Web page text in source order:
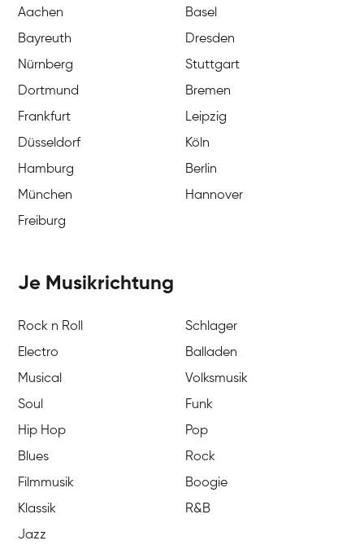
Aachen
Basel
Bayreuth
Dresden
Nürnberg
Stuttgart
Dortmund
Bremen
Frankfurt
Leipzig
Düsseldorf
Köln
Hamburg
Berlin
München
Hannover
Freiburg
Je Musikrichtung
Rock n Roll
Schlager
Electro
Balladen
Musical
Volksmusik
Soul
Funk
Hip Hop
Pop
Blues
Rock
Filmmusik
Boogie
Klassik
R&B
Jazz